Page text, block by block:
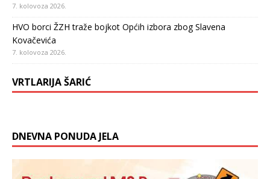
7. kolovoza 2026.
HVO borci ŽZH traže bojkot Općih izbora zbog Slavena
Kovačevića
7. kolovoza 2026.
VRTLARIJA ŠARIĆ
DNEVNA PONUDA JELA